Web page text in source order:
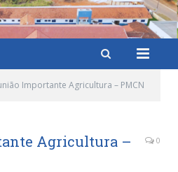
Importante Agricultura – PMCN
Agricultura –
0